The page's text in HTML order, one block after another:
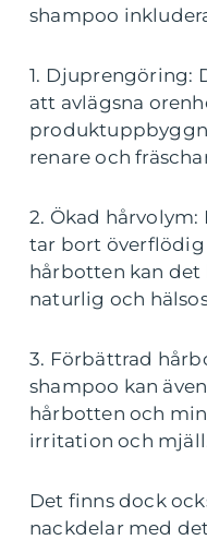
shampoo
1. Djuprengöring:
att avlägsna
renare och
2. Ökad
tar bort överflödig
hårbotten kan
naturlig och
3. Förbättrad
shampoo kan
hårbotten och
irritation och
Det finns dock
nackdelar med